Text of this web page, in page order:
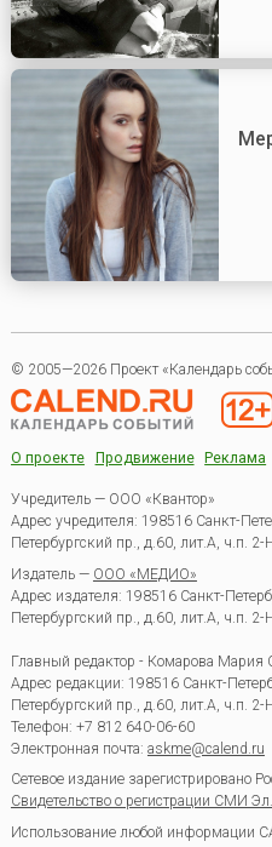
© 2005—2026 Проект «Календарь
О проекте Продвижение Реклама
Учредитель — ООО «Квантор»
Адрес учредителя: 198516 Санкт-
Петербургский пр., д.60, лит.А, ч.п.
Издатель — ООО «МЕДИО»
Адрес издателя: 198516 Санкт-
Петербургский пр., д.60, лит.А, ч.п.
Главный редактор - Комарова Мария
Адрес редакции: 198516 Санкт-
Петербургский пр., д.60, лит.А, ч.п.
Телефон: +7 812 640-06-60
Электронная почта: askme@calend.ru
Сетевое издание зарегистрировано
Свидетельство о регистрации СМИ
Использование любой информации